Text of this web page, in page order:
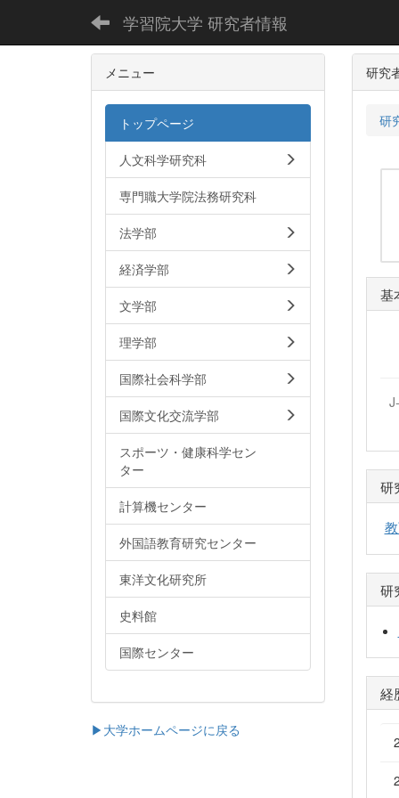
学習院大学 研究者情報
研究
研
基
研
研
経
メニュー
トップページ
人文科学研究科
専門職大学院法務研究科
法学部
経済学部
文学部
理学部
国際社会科学部
国際文化交流学部
スポーツ・健康科学セン
ター
計算機センター
外国語教育研究センター
東洋文化研究所
史料館
国際センター
▶大学ホームページに戻る